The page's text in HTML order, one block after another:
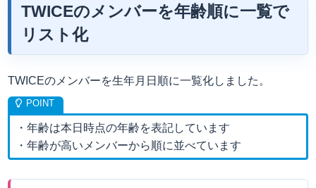
TWICEのメンバーを年齢順に一覧で
リスト化
TWICEのメンバーを生年月日順に一覧化しました。
・年齢は本日時点の年齢を表記しています
・年齢が高いメンバーから順に並べています